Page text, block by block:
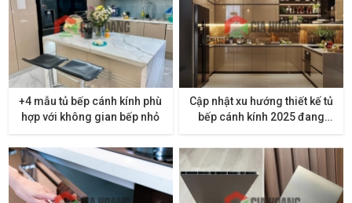
+4 mẫu tủ bếp cánh kính phù
hợp với không gian bếp nhỏ
Cập nhật xu hướng thiết kế tủ
bếp cánh kính 2025 đang